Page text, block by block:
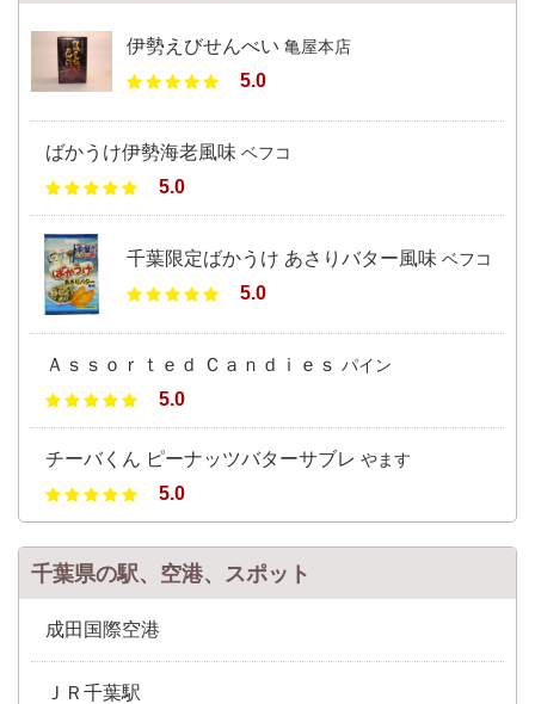
伊勢えびせんべい 亀屋本店
5.0
ばかうけ伊勢海老風味 ベフコ
5.0
千葉限定ばかうけ あさりバター風味 ベフコ
5.0
Ａｓｓｏｒｔｅｄ Ｃａｎｄｉｅｓ パイン
5.0
チーバくん ピーナッツバターサブレ やます
5.0
千葉県の駅、空港、スポット
成田国際空港
ＪＲ千葉駅